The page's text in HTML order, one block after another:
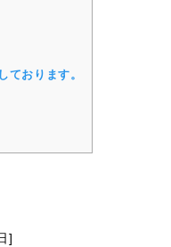
ております。
]